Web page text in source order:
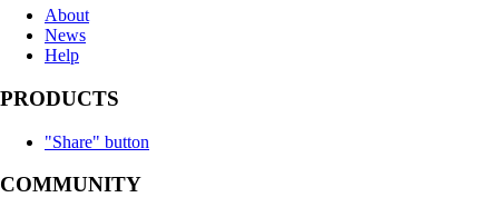
About
News
Help
PRODUCTS
"Share" button
COMMUNITY